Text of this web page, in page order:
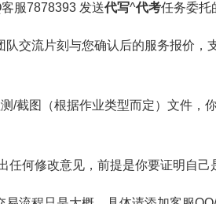
服7878393 发送代写^代考任务委托
交流片刻与您确认后的服务报价，
/截图（根据作业类型而定）文件，
何修改意见，前提是你要证明自己